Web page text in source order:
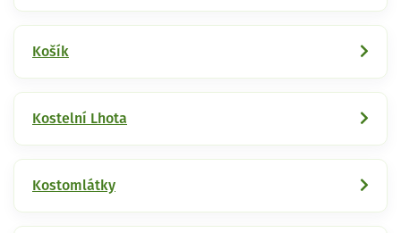
Košík
Kostelní Lhota
Kostomlátky